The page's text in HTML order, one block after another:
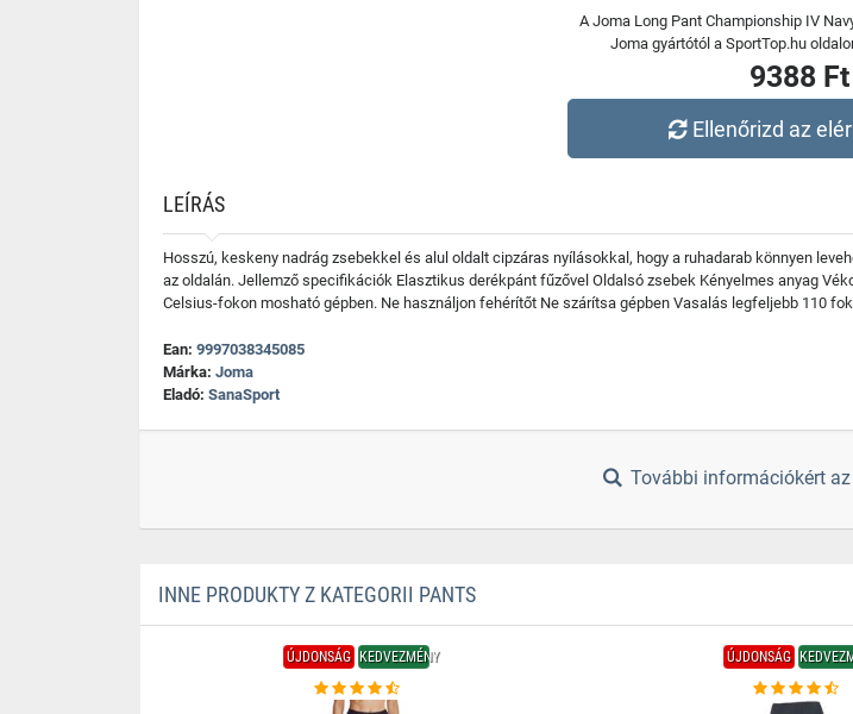
A Joma Long Pant Championship IV
Joma gyártótól a SportTop.hu
9388 Ft
Ellenőrizd az
LEÍRÁS
Hosszú, keskeny nadrág zsebekkel és alul oldalt cipzáras nyílásokkal, hogy a ruhadarab könnyen
az oldalán. Jellemző specifikációk Elasztikus derékpánt fűzővel Oldalsó zsebek Kényelmes anyag
Celsius-fokon mosható gépben. Ne használjon fehérítőt Ne szárítsa gépben Vasalás legfeljebb 110
Ean: 9997038345085
Márka: Joma
Eladó: SanaSport
További információkért
INNE PRODUKTY Z KATEGORII PANTS
ÚJDONSÁG KEDVEZMÉNY ÚJDONSÁG